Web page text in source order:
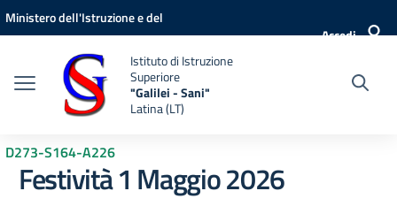
Vai ai contenuti
Vai al menu di navigazione
Vai al footer
Ministero dell'Istruzione e del
Accedi
Istituto di Istruzione
Superiore
"Galilei - Sani"
Latina (LT)
D273-S164-A226
Festività 1 Maggio 2026